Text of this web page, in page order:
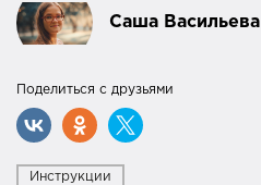
Саша Васильева
Поделиться с друзьями
Инструкции